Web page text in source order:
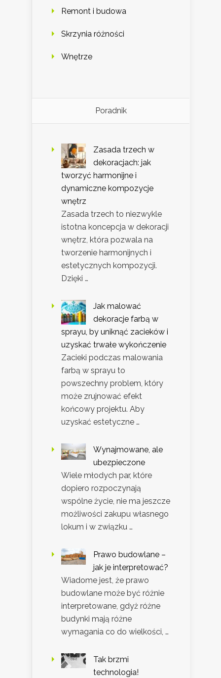
Remont i budowa
Skrzynia różności
Wnętrze
Poradnik
Zasada trzech w
dekoracjach: jak
tworzyć harmonijne i
dynamiczne kompozycje
wnętrz
Zasada trzech to niezwykle
istotna koncepcja w dekoracji
wnętrz, która pozwala na
tworzenie harmonijnych i
estetycznych kompozycji.
Dzięki …
Jak malować
dekoracje farbą w
sprayu, by uniknąć zacieków i
uzyskać trwałe wykończenie
Zacieki podczas malowania
farbą w sprayu to
powszechny problem, który
może zrujnować efekt
końcowy projektu. Aby
uzyskać estetyczne …
Wynajmowane, ale
ubezpieczone
Wiele młodych par, które
dopiero rozpoczynają
wspólne życie, nie ma jeszcze
możliwości zakupu własnego
lokum i w związku …
Prawo budowlane –
jak je interpretować?
Wiadome jest, że prawo
budowlane może być różnie
interpretowane, gdyż różne
budynki mają różne
wymagania co do wielkości, …
Tak brzmi
technologia!